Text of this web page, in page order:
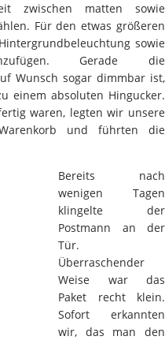
zwischen matten sowie
Für den etwas größeren
sowie
Gerade die
Wunsch sogar dimmbar ist,
einem absoluten Hingucker.
waren, legten wir unsere
und führten die
Bereits nach
wenigen Tagen
klingelte der
Postmann an der
Tür.
Überraschender
Weise war das
Paket recht klein.
Sofort erkannten
wir, das man den